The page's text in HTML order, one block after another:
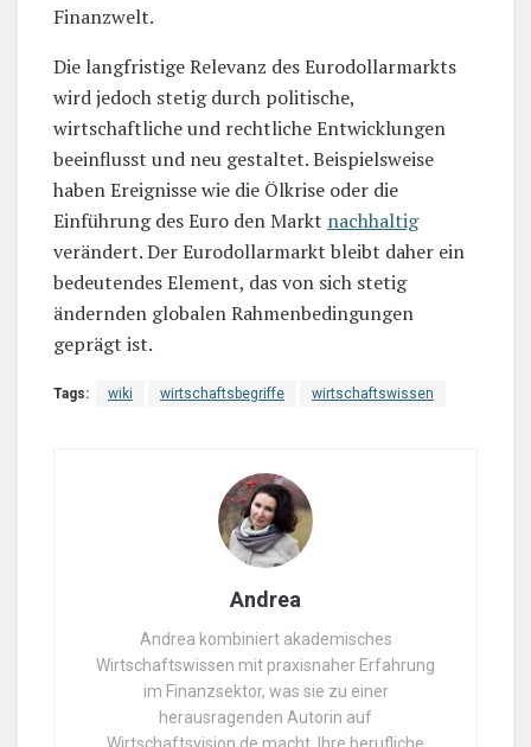
Finanzwelt.
Die langfristige Relevanz des Eurodollarmarkts
wird jedoch stetig durch politische,
wirtschaftliche und rechtliche Entwicklungen
beeinflusst und neu gestaltet. Beispielsweise
haben Ereignisse wie die Ölkrise oder die
Einführung des Euro den Markt nachhaltig
verändert. Der Eurodollarmarkt bleibt daher ein
bedeutendes Element, das von sich stetig
ändernden globalen Rahmenbedingungen
geprägt ist.
Tags: wiki wirtschaftsbegriffe wirtschaftswissen
Andrea
Andrea kombiniert akademisches
Wirtschaftswissen mit praxisnaher Erfahrung
im Finanzsektor, was sie zu einer
herausragenden Autorin auf
Wirtschaftsvision.de macht. Ihre berufliche